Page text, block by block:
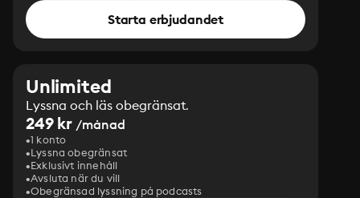
Starta erbjudandet
Unlimited
Lyssna och läs obegränsat.
249 kr /månad
1 konto
Lyssna obegränsat
Exklusivt innehåll
Avsluta när du vill
Obegränsad lyssning på podcasts